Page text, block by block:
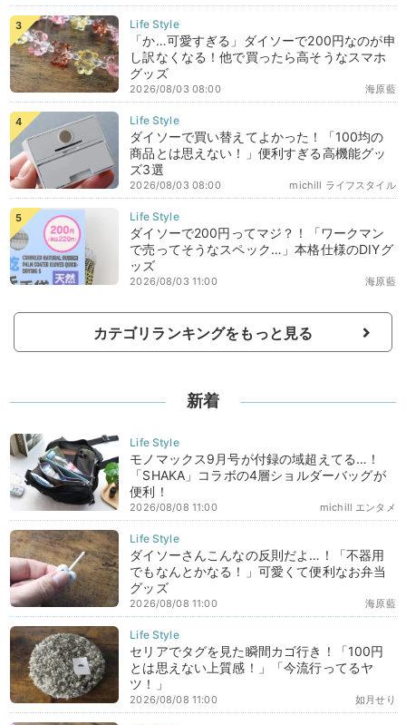
「か…可愛すぎる」ダイソーで200円なのが申
し訳なくなる！他で買ったら高そうなスマホ
グッズ
海原藍
2026/08/03 08:00
ダイソーで買い替えてよかった！「100均の
商品とは思えない！」便利すぎる高機能グッ
ズ3選
michill ライフスタイル
2026/08/03 08:00
ダイソーで200円ってマジ？！「ワークマン
で売ってそうなスペック…」本格仕様のDIYグ
ッズ
海原藍
2026/08/03 11:00
カテゴリランキングをもっと見る
新着
モノマックス9月号が付録の域超えてる…！
「SHAKA」コラボの4層ショルダーバッグが
便利！
michill エンタメ
2026/08/08 11:00
ダイソーさんこんなの反則だよ…！「不器用
でもなんとかなる！」可愛くて便利なお弁当
グッズ
海原藍
2026/08/08 11:00
セリアでタグを見た瞬間カゴ行き！「100円
とは思えない上質感！」「今流行ってるヤ
ツ！」
如月せり
2026/08/08 11:00